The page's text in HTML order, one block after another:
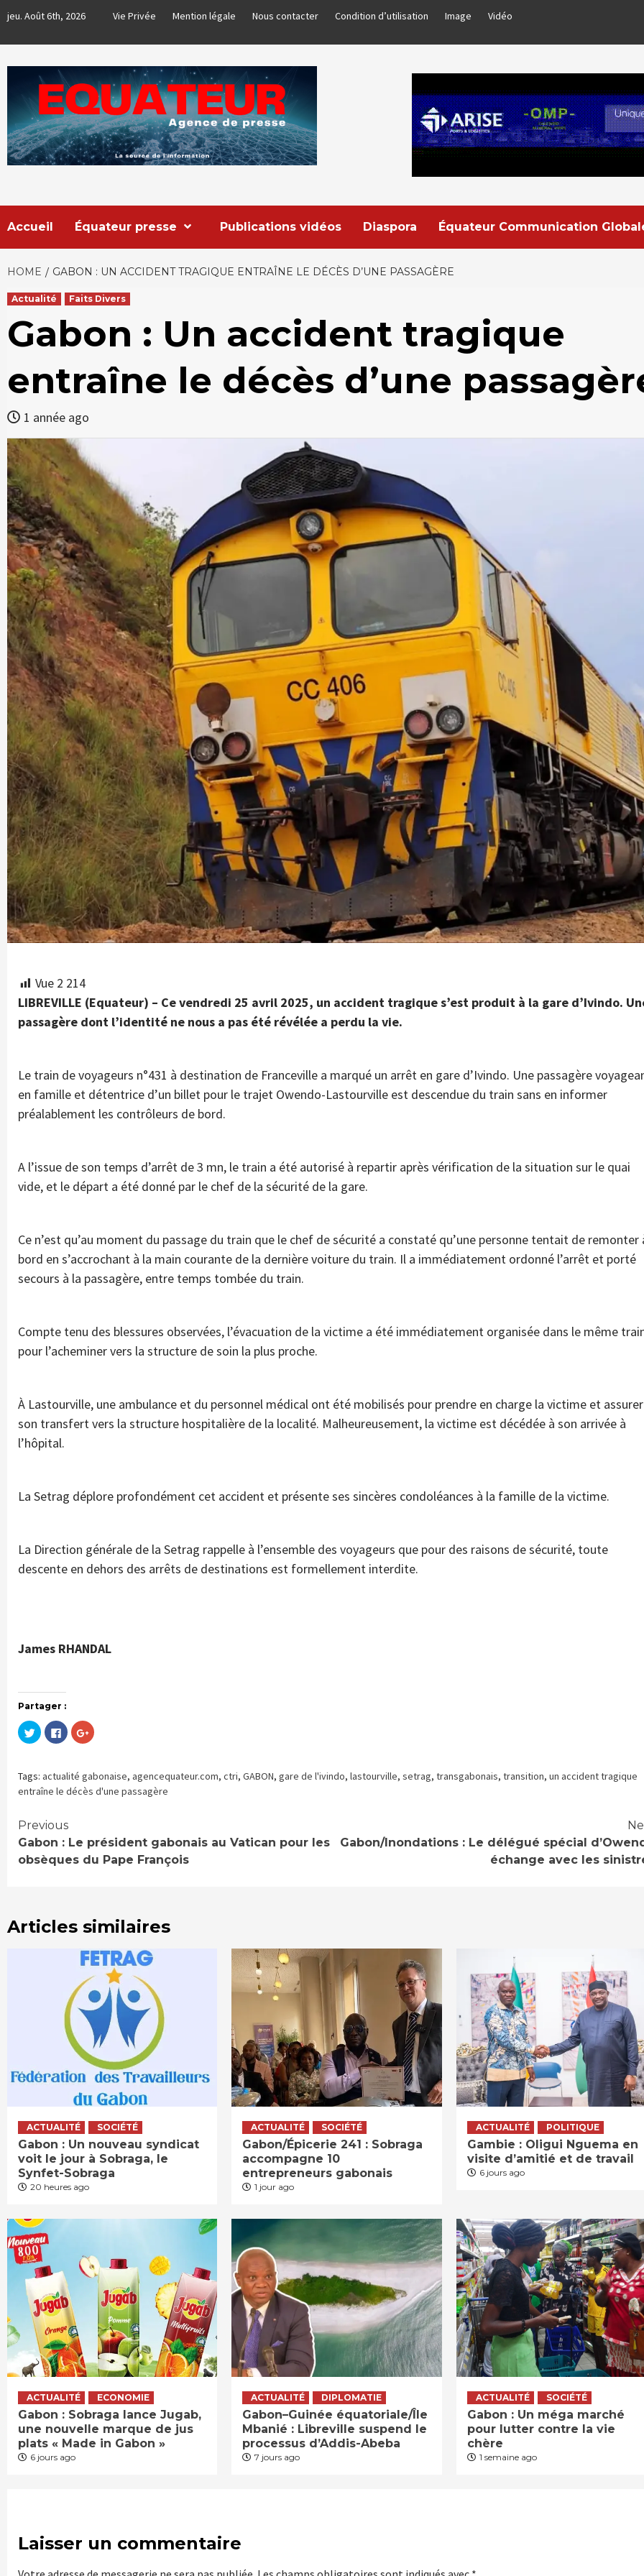
to
content
jeu. Août 6th, 2026 Vie Privée Mention légale Nous contacter Condition d’utilisation Image Vidéo
EQUATEUR
Accueil Équateur presse Publications vidéos Diaspora Équateur Communication
HOME GABON : UN ACCIDENT TRAGIQUE ENTRAÎNE LE DÉCÈS D’UNE PASSAGÈRE
Actualité Faits Divers
Gabon : Un accident tragique
entraîne le décès d’une
1 année ago
Vue 2 214
LIBREVILLE (Equateur) – Ce vendredi 25 avril 2025, un accident tragique s’est produit à la gare d’Ivindo.
passagère dont l’identité ne nous a pas été révélée a perdu la vie.
Le train de voyageurs n°431 à destination de Franceville a marqué un arrêt en gare d’Ivindo. Une passagère
en famille et détentrice d’un billet pour le trajet Owendo-Lastourville est descendue du train sans en informer
préalablement les contrôleurs de bord.
A l’issue de son temps d’arrêt de 3 mn, le train a été autorisé à repartir après vérification de la situation sur le quai
vide, et le départ a été donné par le chef de la sécurité de la gare.
Ce n’est qu’au moment du passage du train que le chef de sécurité a constaté qu’une personne tentait de remonter
bord en s’accrochant à la main courante de la dernière voiture du train. Il a immédiatement ordonné l’arrêt et porté
secours à la passagère, entre temps tombée du train.
Compte tenu des blessures observées, l’évacuation de la victime a été immédiatement organisée dans le même
pour l’acheminer vers la structure de soin la plus proche.
À Lastourville, une ambulance et du personnel médical ont été mobilisés pour prendre en charge la victime et assurer
son transfert vers la structure hospitalière de la localité. Malheureusement, la victime est décédée à son arrivée à
l’hôpital.
La Setrag déplore profondément cet accident et présente ses sincères condoléances à la famille de la victime.
La Direction générale de la Setrag rappelle à l’ensemble des voyageurs que pour des raisons de sécurité, toute
descente en dehors des arrêts de destinations est formellement interdite.
James RHANDAL
Partager :
Cliquez
pour
partager
dans
une
nouvelle
fenêtre)
Cliquez
pour
partager
dans
une
nouvelle
fenêtre)
Cliquez
pour
(ouvre
dans
une
nouvelle
Tags: actualité gabonaise, agencequateur.com, ctri, GABON, gare de l'ivindo, lastourville, setrag, transgabonais, transition, un accident tragique
entraîne le décès d'une passagère
Continue
Reading
Previous
Gabon : Le président gabonais au Vatican pour les
obsèques du Pape François
Gabon/Inondations : Le délégué spécial
échange avec les
Articles similaires
ACTUALITÉ SOCIÉTÉ
Gabon : Un nouveau syndicat
voit le jour à Sobraga, le
Synfet-Sobraga
20 heures ago
ACTUALITÉ SOCIÉTÉ
Gabon/Épicerie 241 : Sobraga
accompagne 10
entrepreneurs gabonais
1 jour ago
ACTUALITÉ POLITIQUE
Gambie : Oligui Nguema en
visite d’amitié et de travail
6 jours ago
ACTUALITÉ ECONOMIE
Gabon : Sobraga lance Jugab,
une nouvelle marque de jus
plats « Made in Gabon »
6 jours ago
ACTUALITÉ DIPLOMATIE
Gabon–Guinée équatoriale/Île
Mbanié : Libreville suspend le
processus d’Addis-Abeba
7 jours ago
ACTUALITÉ SOCIÉTÉ
Gabon : Un méga marché
pour lutter contre la vie
chère
1 semaine ago
Laisser un commentaire